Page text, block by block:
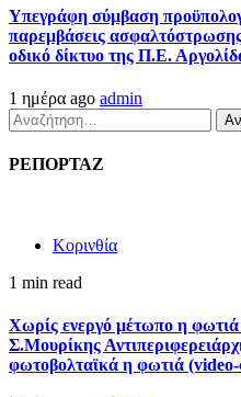
Υπεγράφη σύμβαση
παρεμβάσεις
οδικό δίκτυο της Π.Ε.
1 ημέρα ago admin
Αναζήτηση
για:
ΡΕΠΟΡΤΑΖ
Κορινθία
1 min read
Χωρίς ενεργό μέτωπο η φωτιά
Σ.Μουρίκης
φωτοβολταϊκά η φωτιά